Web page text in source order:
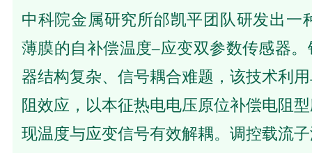
中科院金属研究所邰凯平团队研发出一
薄膜的自补偿温度–应变双参数传感器
器结构复杂、信号耦合难题，该技术利
阻效应，以本征热电电压原位补偿电阻
现温度与应变信号有效解耦。调控载流